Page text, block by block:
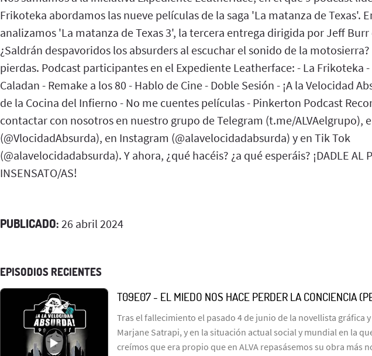
Frikoteka abordamos las nueve películas de la saga 'La matanza de Texas'.
analizamos 'La matanza de Texas 3', la tercera entrega dirigida por Jeff Burr
¿Saldrán despavoridos los absurders al escuchar el sonido de la
pierdas. Podcast participantes en el Expediente Leatherface: - La Frikoteka
Caladan - Remake a los 80 - Hablo de Cine - Doble Sesión - ¡A la Velocidad
de la Cocina del Infierno - No me cuentes películas - Pinkerton Podcast
contactar con nosotros en nuestro grupo de Telegram (t.me/ALVAelgrupo),
(@VlocidadAbsurda), en Instagram (@alavelocidadabsurda) y en Tik Tok
(@alavelocidadabsurda). Y ahora, ¿qué hacéis? ¿a qué esperáis? ¡DADLE AL
INSENSATO/AS!
PUBLICADO: 26 abril 2024
EPISODIOS RECIENTES
T09E07 - EL MIEDO NOS HACE PERDER LA CONCIENCIA
Tras el fallecimiento el pasado 4 de junio de la novellista gráfica
Marjane Satrapi, y en la situación actual social y mundial en la
creímos que era propio que en ALVA repasásemos su obra más